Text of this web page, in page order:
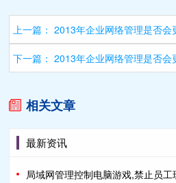
上一篇： 2013年企业网络管理是否会
下一篇： 2013年企业网络管理是否会
相关文章
最新资讯
局域网管理控制电脑游戏,禁止员工